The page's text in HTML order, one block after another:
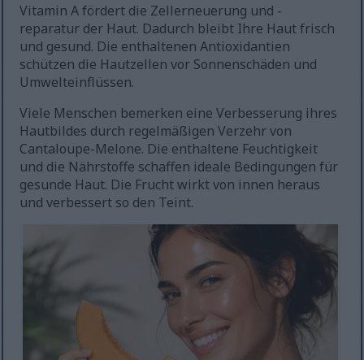
Vitamin A fördert die Zellerneuerung und -
reparatur der Haut. Dadurch bleibt Ihre Haut frisch
und gesund. Die enthaltenen Antioxidantien
schützen die Hautzellen vor Sonnenschäden und
Umwelteinflüssen.
Viele Menschen bemerken eine Verbesserung ihres
Hautbildes durch regelmäßigen Verzehr von
Cantaloupe-Melone. Die enthaltene Feuchtigkeit
und die Nährstoffe schaffen ideale Bedingungen für
gesunde Haut. Die Frucht wirkt von innen heraus
und verbessert so den Teint.